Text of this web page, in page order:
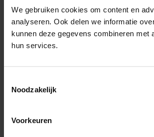
We gebruiken cookies om content en
analyseren. Ook delen we informatie
kunnen deze gegevens combineren
hun services.
Noodzakelijk
Voorkeuren